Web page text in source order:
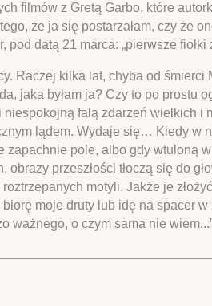
filmów z Gretą Garbo, które
że ja się postarzałam, czy że
datą 21 marca: „pierwsze fiołki
Raczej kilka lat, chyba od śmierci
jaka byłam ja? Czy to po prostu
falą zdarzeń wielkich i
lądem. Wydaje się… Kiedy w
pole, albo gdy wtuloną
przeszłości tłoczą się do
motyli. Jakże je
moje druty lub idę na spacer
ważnego, o czym sama nie